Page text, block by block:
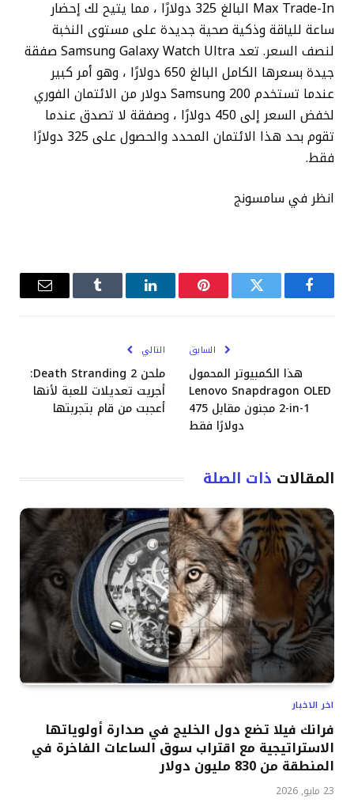
Max Trade-In البالغ 325 دولارًا ، مما يتيح لك إحضار
ساعة للياقة وذكية صحية جديدة على مستوى النخبة
لنصف السعر. تعد Samsung Galaxy Watch Ultra صفقة
جيدة بسعرها الكامل البالغ 650 دولارًا ، وهو أمر كبير
عندما تستخدم Samsung 200 دولار من الائتمان الفوري
لخفض السعر إلى 450 دولارًا ، وصفقة لا تصدق عندما
تقوم بحد هذا الائتمان المحدد والحصول على 325 دولارًا
فقط.
انظر في سامسونج
فيسبوكتويتر بينتيريستلينكدإن Tumblrالبريد
السابق
هذا الكمبيوتر المحمول
Lenovo Snapdragon OLED
2-in-1 مجنون مقابل 475
دولارًا فقط
التالي
ملحن Death Stranding 2:
أجريت تعديلات للعبة لأنها
أعجبت من قام بتجربتها
المقالات ذات الصلة
اخر الاخبار
فرانك فيلا تضع دول الخليج في صدارة أولوياتها
الاستراتيجية مع اقتراب سوق الساعات الفاخرة في
المنطقة من 830 مليون دولار
23 مايو, 2026